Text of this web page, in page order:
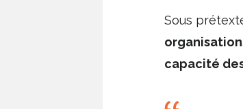
Sous
capacité